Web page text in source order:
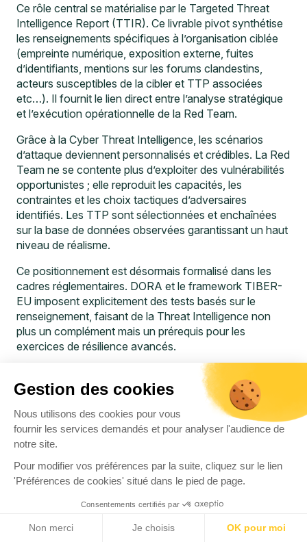
Gestion des cookies
Nous utilisons des cookies pour vous
fournir les services demandés et pour analyser l'audience de
notre site.
Pour modifier vos préférences par la suite, cliquez sur le lien
'Préférences de cookies' situé dans le pied de page.
Consentements certifiés par
Non merci Je choisis OK pour moi
Ce rôle central se matérialise par le Targeted Threat
Intelligence Report (TTIR). Ce livrable pivot synthétise
les renseignements spécifiques à l’organisation ciblée
(empreinte numérique, exposition externe, fuites
d’identifiants, mentions sur les forums clandestins,
acteurs susceptibles de la cibler et TTP associées
etc…). Il fournit le lien direct entre l’analyse stratégique
et l’exécution opérationnelle de la Red Team.
Grâce à la Cyber Threat Intelligence, les scénarios
d’attaque deviennent personnalisés et crédibles. La Red
Team ne se contente plus d’exploiter des vulnérabilités
opportunistes ; elle reproduit les capacités, les
contraintes et les choix tactiques d’adversaires
identifiés. Les TTP sont sélectionnées et enchaînées
sur la base de données observées garantissant un haut
niveau de réalisme.
Ce positionnement est désormais formalisé dans les
cadres réglementaires. DORA et le framework TIBER-
EU imposent explicitement des tests basés sur le
renseignement, faisant de la Threat Intelligence non
plus un complément mais un prérequis pour les
exercices de résilience avancés.
Cartographie des fonctions critiques
et gestion des risques
Identifier et cartographier les fonctions critiques est la
première étape. Ces services sont définis par leur
paiement, les virements bancaires ou l’accès aux
dossiers patients.
Chaque fonction est localisée géographiquement et
associée aux systèmes IT et prestataires externes qui